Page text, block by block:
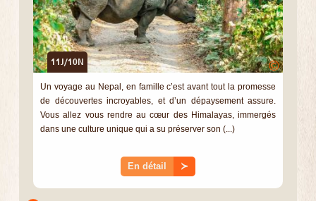
11J/10N ©
Un voyage au Nepal, en famille c’est avant tout la promesse
de découvertes incroyables, et d’un dépaysement assure.
Vous allez vous rendre au cœur des Himalayas, immergés
dans une culture unique qui a su préserver son (...)
En détail ≻